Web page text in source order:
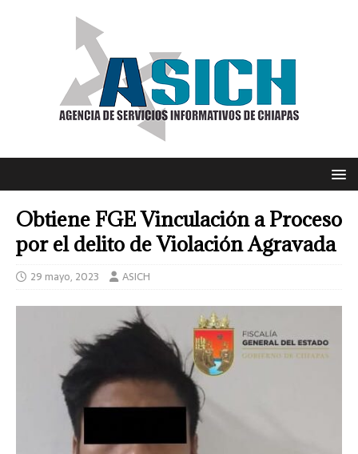
Obtiene FGE Vinculación a Proceso
por el delito de Violación Agravada
29 mayo, 2023 ASICH